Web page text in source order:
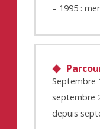
– 1995 :
Septembre
septembre
depuis